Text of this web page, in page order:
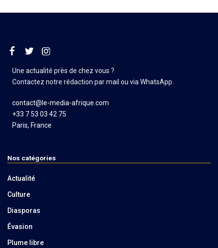
Une actualité près de chez vous ?
Contactez notre rédaction par mail ou via WhatsApp.
contact@le-media-afrique.com
+33 7 53 03 42 75
Paris, France
Nos catégories
Actualité
Culture
Diasporas
Évasion
Plume libre